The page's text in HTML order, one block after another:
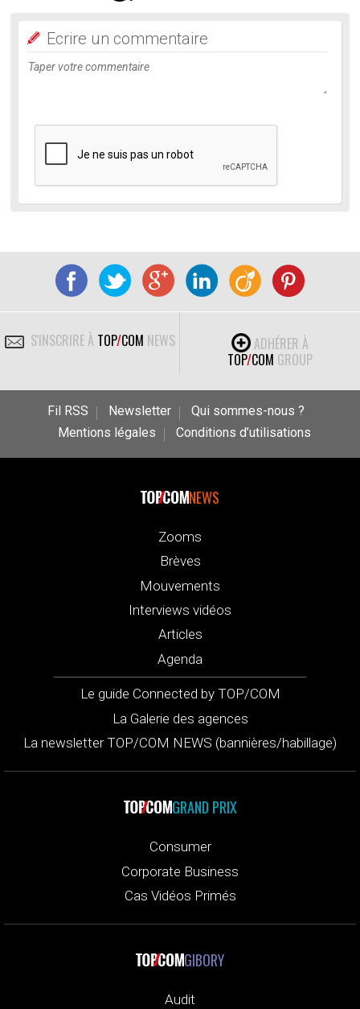
Ecrire un commentaire
S'INSCRIRE À TOP/COM NEWS
ADHÉRER À
TOP/COM GROUP
Fil RSS Newsletter
Qui sommes-nous ?
Mentions légales
Conditions d’utilisations
NEWS
Zooms
Brèves
Mouvements
Interviews vidéos
Articles
Agenda
Le guide Connected by TOP/COM
La Galerie des agences
La newsletter TOP/COM NEWS (bannières/habillage)
GRAND PRIX
Consumer
Corporate Business
Cas Vidéos Primés
GIBORY
Audit